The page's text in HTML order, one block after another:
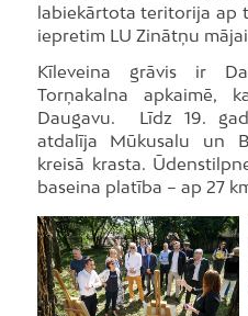
labiekārtota teritorija ap
iepretim LU Zinātņu mājai.
Kīleveina grāvis ir
Torņakalna apkaimē,
Daugavu. Līdz 19.
atdalīja Mūkusalu un
kreisā krasta.
baseina platība – ap 27